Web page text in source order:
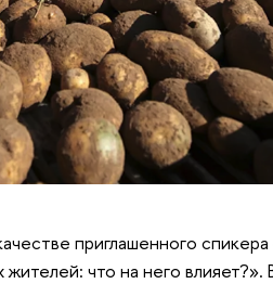
приглашенного
что на него влияет?».